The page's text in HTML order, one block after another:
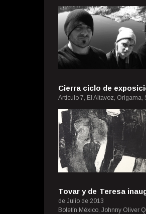
Cierra ciclo de
Artículo 7, El Altavoz, Origama,
Tovar y de Teresa
de Julio de 2013
Boletín México, Johnny Oliver